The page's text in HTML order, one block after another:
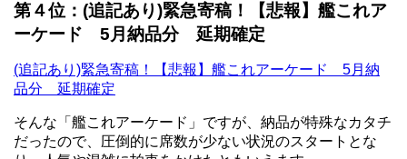
第４位：(追記あり)緊急寄稿！【悲報】艦これア
ーケード 5月納品分 延期確定
(追記あり)緊急寄稿！【悲報】艦これアーケード 5月納
品分 延期確定
そんな「艦これアーケード」ですが、納品が特殊なカタチ
だったので、圧倒的に席数が少ない状況のスタートとな